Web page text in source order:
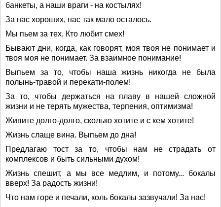
банкеты, а наши враги - на костылях!
За нас хороших, нас так мало осталось.
Мы пьем за тех, Кто любит смех!
Бывают дни, когда, как говорят, моя твоя не понимает и
твоя моя не понимает. За взаимное понимание!
Выпьем за то, чтобы наша жизнь никогда не была
полынь-травой и перекати-полем!
За то, чтобы держаться на плаву в нашей сложной
жизни и не терять мужества, терпения, оптимизма!
Живите долго-долго, сколько хотите и с кем хотите!
Жизнь слаще вина. Выпьем до дна!
Предлагаю тост за то, чтобы нам не страдать от
комплексов и быть сильными духом!
Жизнь спешит, а мы все медлим, и потому... бокалы
вверх! За радость жизни!
Что нам горе и печали, коль бокалы зазвучали! За нас!